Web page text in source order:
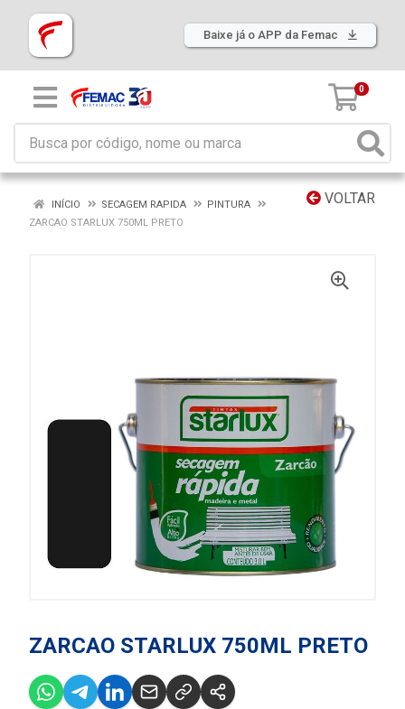
Baixe já o APP da Femac
0
VOLTAR
INÍCIO SECAGEM RAPIDA
PINTURA
ZARCAO STARLUX 750ML PRETO
ZARCAO STARLUX 750ML PRETO